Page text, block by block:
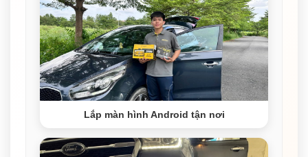
Lắp màn hình Android tận nơi